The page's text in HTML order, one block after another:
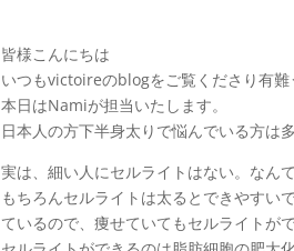
皆様こんにちは
いつもvictoireのblogをご覧くださり有難
本日はNamiが担当いたします。
日本人の方下半身太りで悩んでいる方は
実は、細い人にセルライトはない。なん
もちろんセルライトは太るとできやすい
ているので、痩せていてもセルライトが